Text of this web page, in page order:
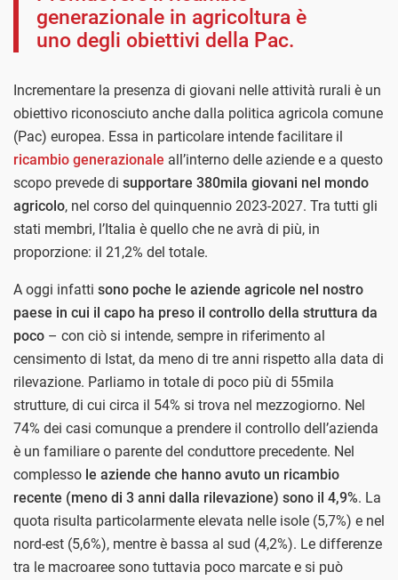
generazionale in agricoltura è
uno degli obiettivi della Pac.
Incrementare la presenza di giovani nelle attività rurali è un
obiettivo riconosciuto anche dalla politica agricola comune
(Pac) europea. Essa in particolare intende facilitare il
ricambio generazionale all’interno delle aziende e a questo
scopo prevede di supportare 380mila giovani nel mondo
agricolo, nel corso del quinquennio 2023-2027. Tra tutti gli
stati membri, l’Italia è quello che ne avrà di più, in
proporzione: il 21,2% del totale.
A oggi infatti sono poche le aziende agricole nel nostro
paese in cui il capo ha preso il controllo della struttura da
poco – con ciò si intende, sempre in riferimento al
censimento di Istat, da meno di tre anni rispetto alla data di
rilevazione. Parliamo in totale di poco più di 55mila
strutture, di cui circa il 54% si trova nel mezzogiorno. Nel
74% dei casi comunque a prendere il controllo dell’azienda
è un familiare o parente del conduttore precedente. Nel
complesso le aziende che hanno avuto un ricambio
recente (meno di 3 anni dalla rilevazione) sono il 4,9%. La
quota risulta particolarmente elevata nelle isole (5,7%) e nel
nord-est (5,6%), mentre è bassa al sud (4,2%). Le differenze
tra le macroaree sono tuttavia poco marcate e si può